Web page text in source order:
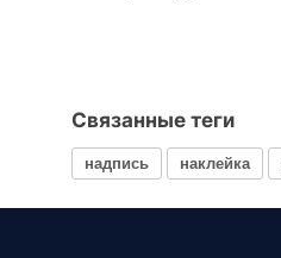
Связанные теги
надпись наклейка